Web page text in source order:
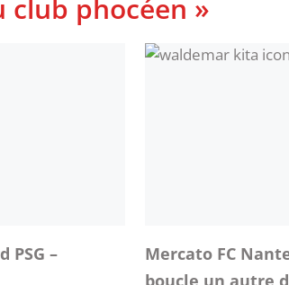
phocéen »
PSG –
Mercato FC